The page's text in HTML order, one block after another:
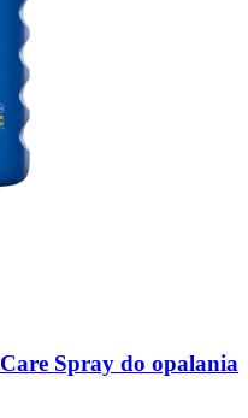
Spray do opalania